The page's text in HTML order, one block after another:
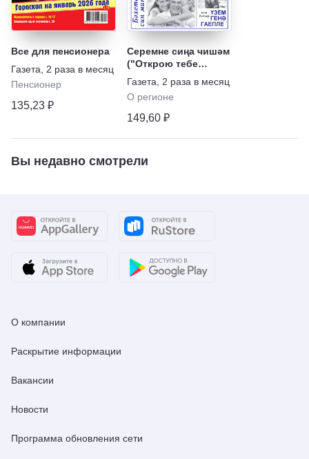
Все для пенсионера
Газета
2 раза в месяц
Пенсионер
135,23 ₽
Серемне сиңа чишәм
("Открою тебе
тайну")
Газета
2 раза в месяц
О регионе
149,60 ₽
Вы недавно смотрели
О компании
Раскрытие информации
Вакансии
Новости
Программа обновления сети